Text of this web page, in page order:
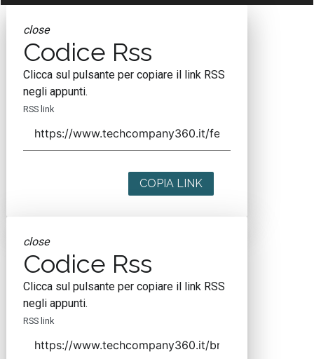
close
Codice Rss
Clicca sul pulsante per copiare il link RSS
negli appunti.
RSS link
COPIA LINK
close
Codice Rss
Clicca sul pulsante per copiare il link RSS
negli appunti.
RSS link